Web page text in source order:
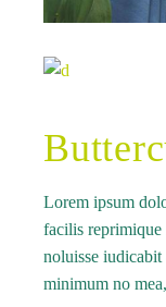
Lorem ipsum
facilis
noluisse
minimum no